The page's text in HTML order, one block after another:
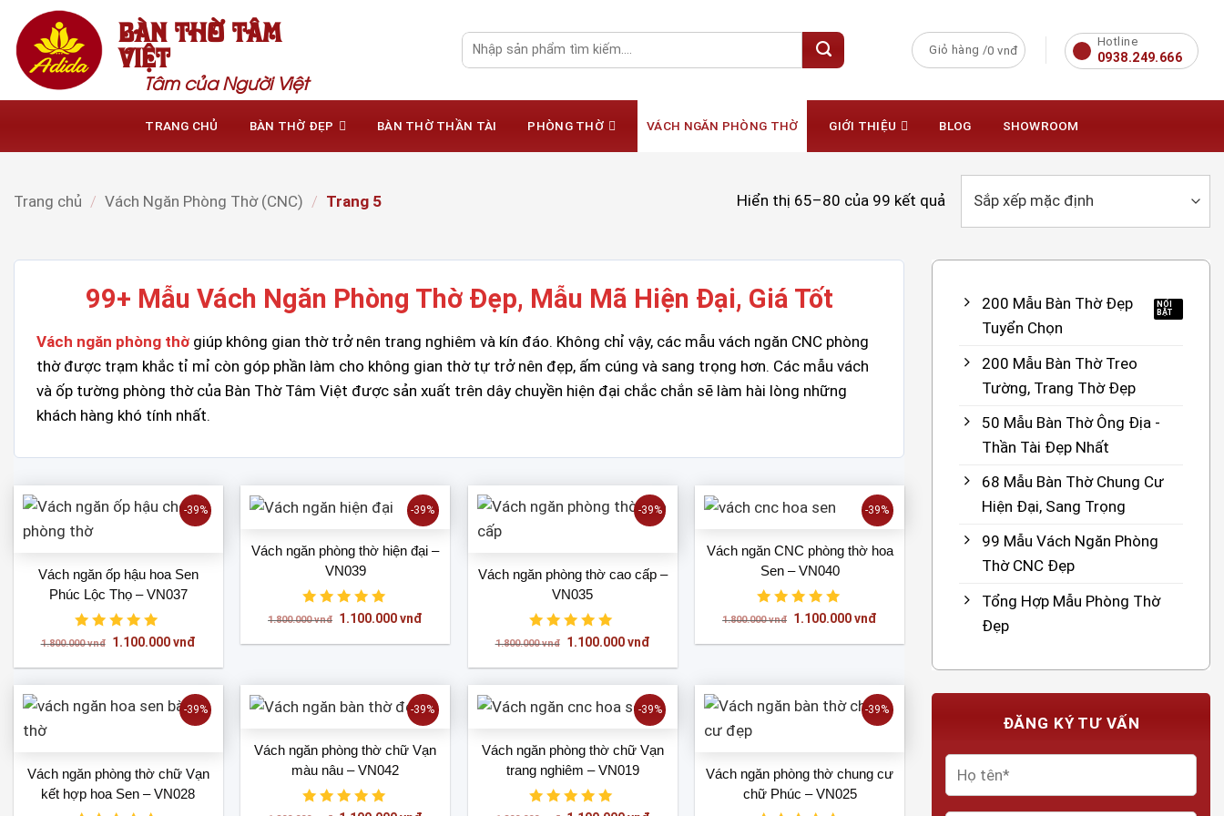
qua
nội
dung
BÀN THỜ TÂM
VIỆT
Tâm của Người Việt
Tìm
kiếm:
Hotline
0938.249.666
Giỏ hàng /0vnđ
TRANG CHỦ BÀN THỜ ĐẸP BÀN THỜ THẦN TÀI PHÒNG THỜ VÁCH NGĂN PHÒNG THỜ GIỚI THIỆU BLOG SHOWROOM
Trang chủ / Vách Ngăn Phòng Thờ (CNC) / Trang 5 Hiển thị 65–80 của 99 kết quả
99+ Mẫu Vách Ngăn Phòng Thờ Đẹp, Mẫu Mã Hiện Đại, Giá Tốt
Vách ngăn phòng thờ giúp không gian thờ trở nên trang nghiêm và kín đáo. Không chỉ vậy, các mẫu vách ngăn CNC phòng
thờ được trạm khắc tỉ mỉ còn góp phần làm cho không gian thờ tự trở nên đẹp, ấm cúng và sang trọng hơn. Các mẫu vách
và ốp tường phòng thờ của Bàn Thờ Tâm Việt được sản xuất trên dây chuyền hiện đại chắc chắn sẽ làm hài lòng những
khách hàng khó tính nhất.
-39%
Vách ngăn ốp hậu hoa Sen
Phúc Lộc Thọ – VN037
1.800.000vnđ
Giá
là:
1.800.000 vnđ.
1.100.000vnđGiá
tại
là:
1.100.000 vnđ.
-39%
Vách ngăn phòng thờ hiện đại –
VN039
1.800.000vnđ
Giá
là:
1.100.000vnđ
tại
1.100.000 vnđ.
-39%
Vách ngăn phòng thờ cao cấp –
VN035
1.800.000vnđ
Giá
là:
1.800.000 vnđ.
1.100.000vnđGiá
tại
là:
1.100.000 vnđ.
-39%
Vách ngăn CNC phòng thờ hoa
Sen – VN040
1.800.000vnđ
Giá
là:
1.100.000vnđ
tại
1.100.000 vnđ.
-39%
Vách ngăn phòng thờ chữ Vạn
kết hợp hoa Sen – VN028
-39%
Vách ngăn phòng thờ chữ Vạn
màu nâu – VN042
-39%
Vách ngăn phòng thờ chữ Vạn
trang nghiêm – VN019
-39%
Vách ngăn phòng thờ chung cư
chữ Phúc – VN025
200 Mẫu Bàn Thờ Đẹp
Tuyển Chọn
200 Mẫu Bàn Thờ Treo
Tường, Trang Thờ Đẹp
50 Mẫu Bàn Thờ Ông Địa -
Thần Tài Đẹp Nhất
68 Mẫu Bàn Thờ Chung Cư
Hiện Đại, Sang Trọng
99 Mẫu Vách Ngăn Phòng
Thờ CNC Đẹp
Tổng Hợp Mẫu Phòng Thờ
Đẹp
ĐĂNG KÝ TƯ VẤN